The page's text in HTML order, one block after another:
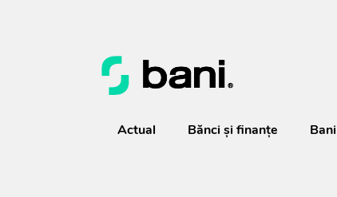
Actual Bănci şi finanţe